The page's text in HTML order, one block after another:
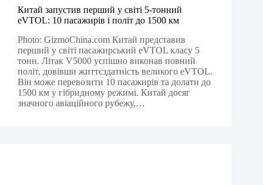
Китай запустив перший у світі 5-тонний
eVTOL: 10 пасажирів і політ до 1500 км
Photo: GizmoChina.com Китай представив
перший у світі пасажирський eVTOL класу 5
тонн. Літак V5000 успішно виконав повний
політ, довівши життєздатність великого eVTOL.
Він може перевозити 10 пасажирів та долати до
1500 км у гібридному режимі. Китай досяг
значного авіаційного рубежу,…